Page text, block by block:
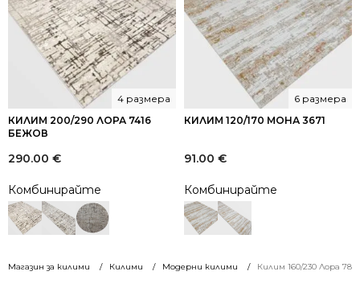
Магазин за килими Килими Модерни килими Килим 160/230 Лора
КИЛИМ 200/290 ЛОРА 7416
БЕЖОВ
4 размера
290.00 €
Комбинирайте
КИЛИМ 120/170 МОНА 3671
6 размера
91.00 €
Комбинирайте